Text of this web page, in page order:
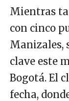
Mientras
con cinco
Manizales,
clave este
Bogotá. El
fecha,